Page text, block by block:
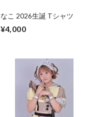
なこ 2026生誕 Tシャツ
¥4,000